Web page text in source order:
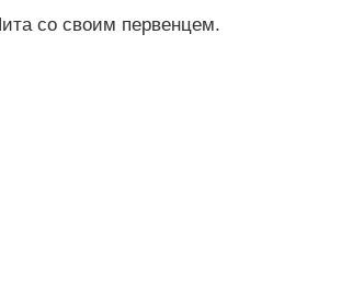
со своим первенцем.